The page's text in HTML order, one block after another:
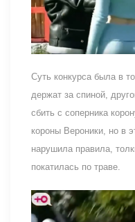
Суть конкурса была в
держат за спиной,
сбить с соперника
короны Вероники, но в
нарушила правила,
покатилась по траве.